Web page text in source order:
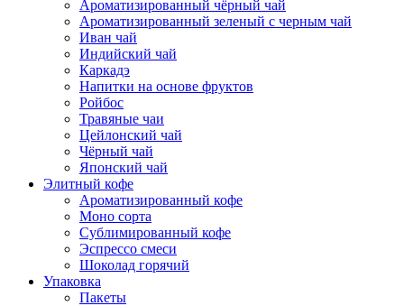
Ароматизированный чёрный чай
Ароматизированный зеленый с черным чай
Иван чай
Индийский чай
Каркадэ
Напитки на основе фруктов
Ройбос
Травяные чаи
Цейлонский чай
Чёрный чай
Японский чай
Элитный кофе
Ароматизированный кофе
Моно сорта
Сублимированный кофе
Эспрессо смеси
Шоколад горячий
Упаковка
Пакеты